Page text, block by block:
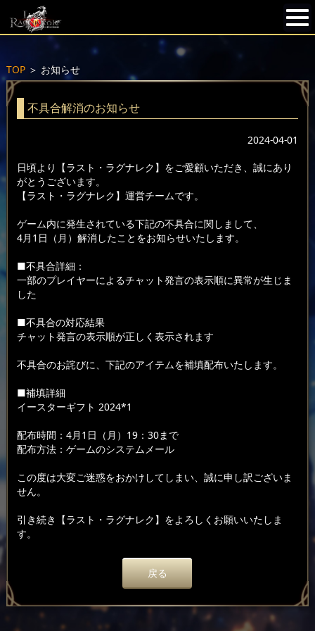
TOP＞ お知らせ
不具合解消のお知らせ
2024-04-01
日頃より【ラスト・ラグナレク】をご愛顧いただき、誠にあり
がとうございます。
【ラスト・ラグナレク】運営チームです。
ゲーム内に発生されている下記の不具合に関しまして、
4月1日（月）解消したことをお知らせいたします。
■不具合詳細：
一部のプレイヤーによるチャット発言の表示順に異常が生じま
した
■不具合の対応結果
チャット発言の表示順が正しく表示されます
不具合のお詫びに、下記のアイテムを補填配布いたします。
■補填詳細
イースターギフト 2024*1
配布時間：4月1日（月）19：30まで
配布方法：ゲームのシステムメール
この度は大変ご迷惑をおかけしてしまい、誠に申し訳ございま
せん。
引き続き【ラスト・ラグナレク】をよろしくお願いいたしま
す。
戻る